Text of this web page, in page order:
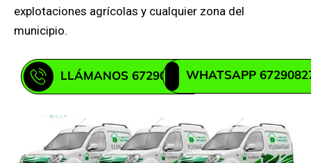
explotaciones agrícolas y cualquier zona del
municipio.
LLÁMANOS 672908271WHATSAPP